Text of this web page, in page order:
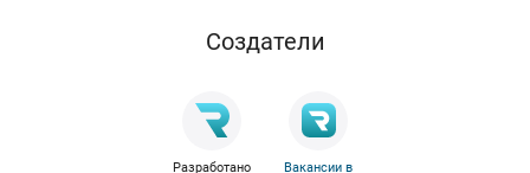
Cоздатели
Разработано Вакансии в